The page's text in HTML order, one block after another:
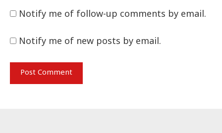
Notify me of follow-up comments by email.
Notify me of new posts by email.